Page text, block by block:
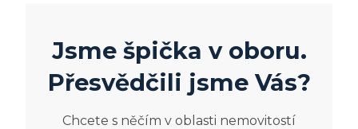
Jsme špička v oboru.
Přesvědčili jsme Vás?
Chcete s něčím v oblasti nemovitostí